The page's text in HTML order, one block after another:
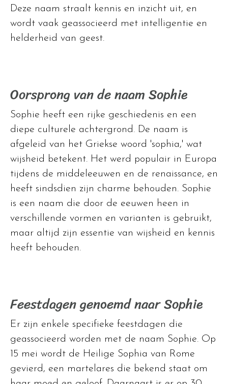
Deze naam straalt kennis en inzicht uit, en
wordt vaak geassocieerd met intelligentie en
helderheid van geest.
Oorsprong van de naam Sophie
Sophie heeft een rijke geschiedenis en een
diepe culturele achtergrond. De naam is
afgeleid van het Griekse woord 'sophia,' wat
wijsheid betekent. Het werd populair in Europa
tijdens de middeleeuwen en de renaissance, en
heeft sindsdien zijn charme behouden. Sophie
is een naam die door de eeuwen heen in
verschillende vormen en varianten is gebruikt,
maar altijd zijn essentie van wijsheid en kennis
heeft behouden.
Feestdagen genoemd naar Sophie
Er zijn enkele specifieke feestdagen die
geassocieerd worden met de naam Sophie. Op
15 mei wordt de Heilige Sophia van Rome
gevierd, een martelares die bekend staat om